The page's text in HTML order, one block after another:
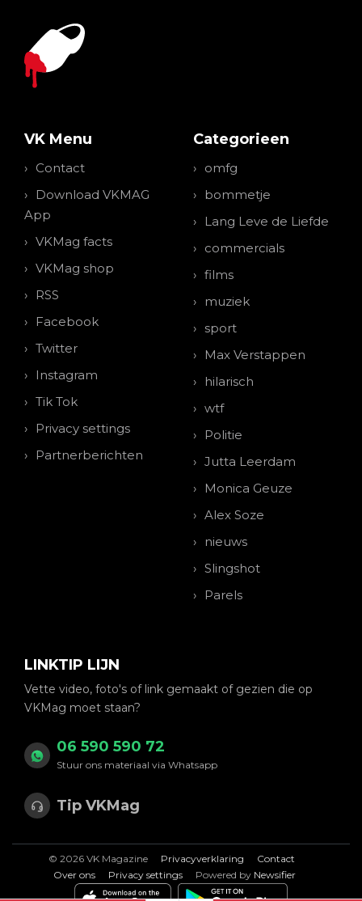
VK Menu
Contact
Download VKMAG
App
VKMag facts
VKMag shop
RSS
Facebook
Twitter
Instagram
Tik Tok
Privacy settings
Partnerberichten
Categorieen
omfg
bommetje
Lang Leve de Liefde
commercials
films
muziek
sport
Max Verstappen
hilarisch
wtf
Politie
Jutta Leerdam
Monica Geuze
Alex Soze
nieuws
Slingshot
Parels
LINKTIP LIJN
Vette video, foto's of link gemaakt of gezien die op
VKMag moet staan?
06 590 590 72
Stuur ons materiaal via Whatsapp
Tip VKMag
© 2026 VK Magazine Privacyverklaring
Contact
Over ons
Privacy settings Powered by Newsifier